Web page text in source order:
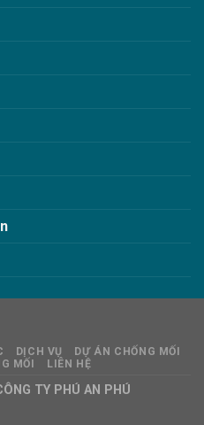
DỊCH VỤ
DỰ ÁN CHỐNG MỐI
MỐI
LIÊN HỆ
TY PHÚ AN PHÚ